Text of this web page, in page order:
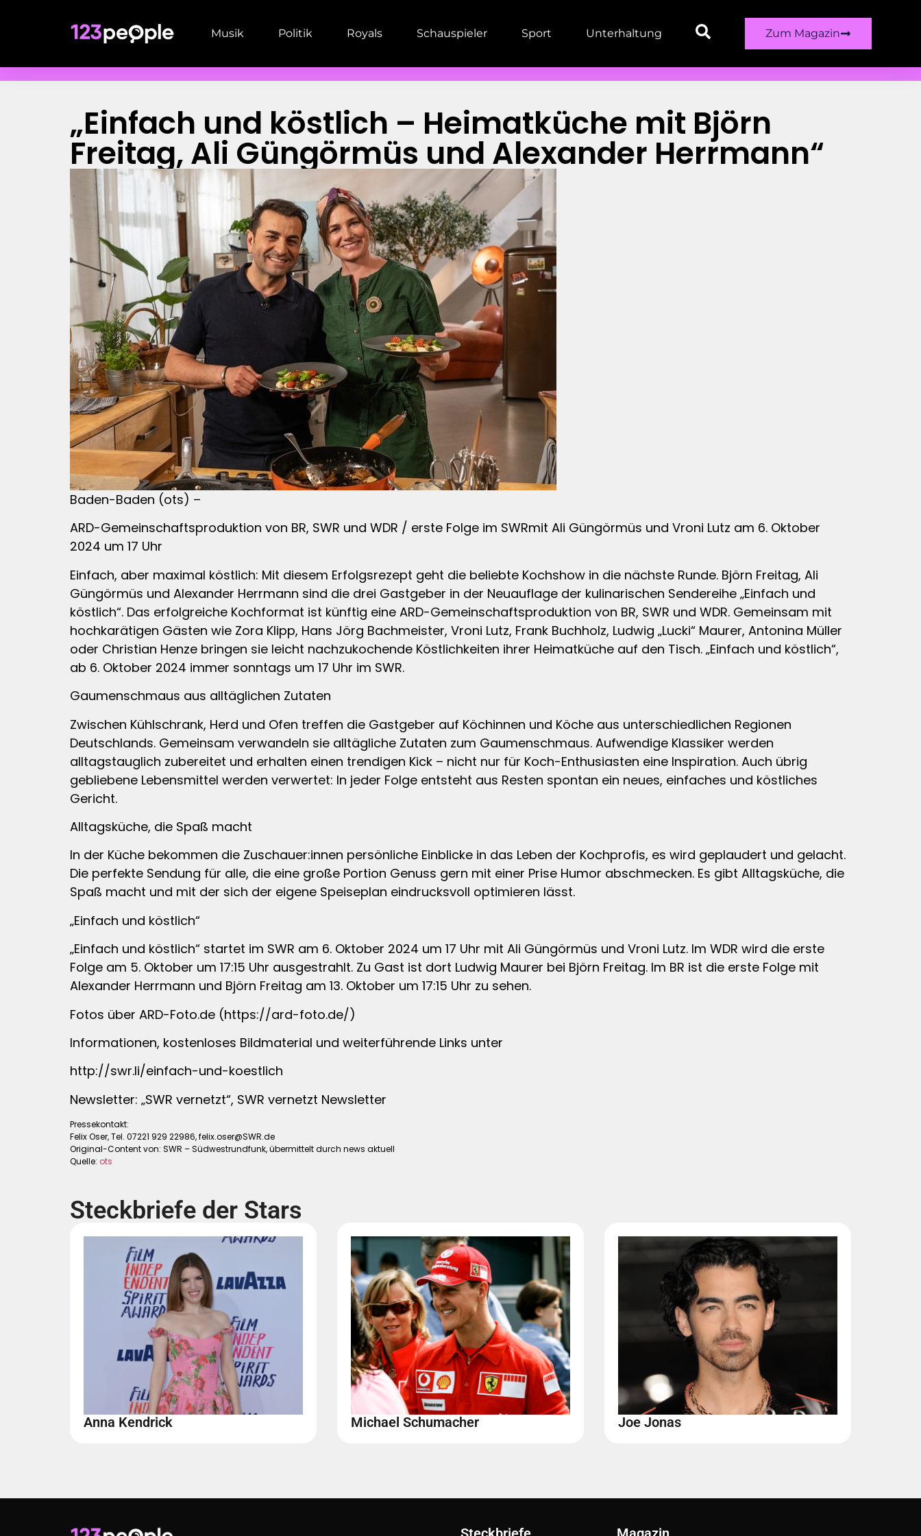
Musik Politik Royals Schauspieler Sport Unterhaltung Zum Magazin
„Einfach und köstlich – Heimatküche mit Björn
Freitag, Ali Güngörmüs und Alexander Herrmann“
Baden-Baden (ots) –
ARD-Gemeinschaftsproduktion von BR, SWR und WDR / erste Folge im SWRmit Ali Güngörmüs und Vroni Lutz am 6. Oktober
2024 um 17 Uhr
Einfach, aber maximal köstlich: Mit diesem Erfolgsrezept geht die beliebte Kochshow in die nächste Runde. Björn Freitag, Ali
Güngörmüs und Alexander Herrmann sind die drei Gastgeber in der Neuauflage der kulinarischen Sendereihe „Einfach und
köstlich“. Das erfolgreiche Kochformat ist künftig eine ARD-Gemeinschaftsproduktion von BR, SWR und WDR. Gemeinsam mit
hochkarätigen Gästen wie Zora Klipp, Hans Jörg Bachmeister, Vroni Lutz, Frank Buchholz, Ludwig „Lucki“ Maurer, Antonina Müller
oder Christian Henze bringen sie leicht nachzukochende Köstlichkeiten ihrer Heimatküche auf den Tisch. „Einfach und köstlich“,
ab 6. Oktober 2024 immer sonntags um 17 Uhr im SWR.
Gaumenschmaus aus alltäglichen Zutaten
Zwischen Kühlschrank, Herd und Ofen treffen die Gastgeber auf Köchinnen und Köche aus unterschiedlichen Regionen
Deutschlands. Gemeinsam verwandeln sie alltägliche Zutaten zum Gaumenschmaus. Aufwendige Klassiker werden
alltagstauglich zubereitet und erhalten einen trendigen Kick – nicht nur für Koch-Enthusiasten eine Inspiration. Auch übrig
gebliebene Lebensmittel werden verwertet: In jeder Folge entsteht aus Resten spontan ein neues, einfaches und köstliches
Gericht.
Alltagsküche, die Spaß macht
In der Küche bekommen die Zuschauer:innen persönliche Einblicke in das Leben der Kochprofis, es wird geplaudert und gelacht.
Die perfekte Sendung für alle, die eine große Portion Genuss gern mit einer Prise Humor abschmecken. Es gibt Alltagsküche, die
Spaß macht und mit der sich der eigene Speiseplan eindrucksvoll optimieren lässt.
„Einfach und köstlich“
„Einfach und köstlich“ startet im SWR am 6. Oktober 2024 um 17 Uhr mit Ali Güngörmüs und Vroni Lutz. Im WDR wird die erste
Folge am 5. Oktober um 17:15 Uhr ausgestrahlt. Zu Gast ist dort Ludwig Maurer bei Björn Freitag. Im BR ist die erste Folge mit
Alexander Herrmann und Björn Freitag am 13. Oktober um 17:15 Uhr zu sehen.
Fotos über ARD-Foto.de (https://ard-foto.de/)
Informationen, kostenloses Bildmaterial und weiterführende Links unter
http://swr.li/einfach-und-koestlich
Newsletter: „SWR vernetzt“, SWR vernetzt Newsletter
Pressekontakt:
Felix Oser, Tel. 07221 929 22986,felix.oser@SWR.de
Original-Content von: SWR – Südwestrundfunk, übermittelt durch news aktuell
Quelle: ots
Steckbriefe der Stars
Anna Kendrick Michael Schumacher Joe Jonas